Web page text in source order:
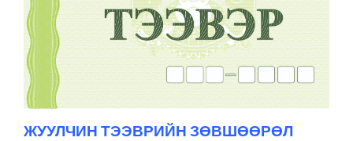
ЖУУЛЧИН ТЭЭВРИЙН ЗӨВШӨӨРӨЛ